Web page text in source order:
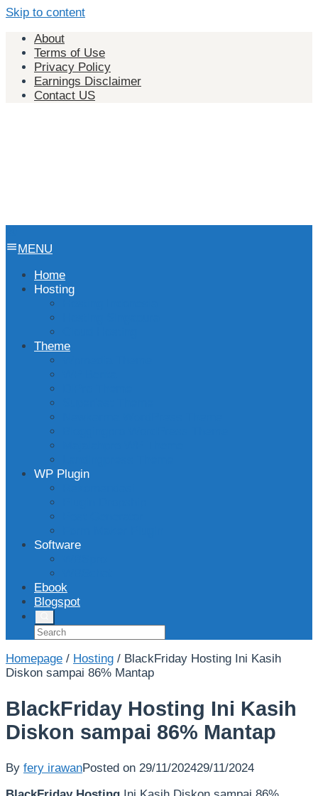
Skip to content
About
Terms of Use
Privacy Policy
Earnings Disclaimer
Contact US
MENU
Home
Hosting
Theme
WP Plugin
Software
Ebook
Blogspot
Homepage / Hosting / BlackFriday Hosting Ini Kasih
Diskon sampai 86% Mantap
BlackFriday Hosting Ini Kasih
Diskon sampai 86% Mantap
By fery irawanPosted on 29/11/202429/11/2024